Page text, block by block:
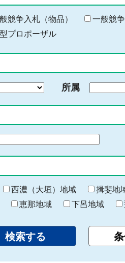
競争入札（物品）
一般競
プロポーザル
所属
わ 西濃（大垣）地域 揖斐地
恵那地域 下呂地域